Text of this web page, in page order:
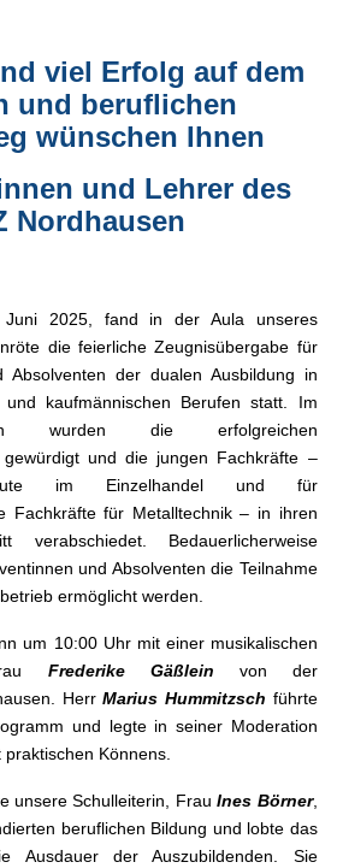
viel Erfolg auf dem
und beruflichen
wünschen Ihnen
und Lehrer des
Nordhausen
2025, fand in der Aula unseres
die feierliche Zeugnisübergabe für
Absolventen der dualen Ausbildung in
und kaufmännischen Berufen statt. Im
wurden die erfolgreichen
gewürdigt und die jungen Fachkräfte –
im Einzelhandel und für
Fachkräfte für Metalltechnik – in ihren
verabschiedet. Bedauerlicherweise
und Absolventen die Teilnahme
ermöglicht werden.
um 10:00 Uhr mit einer musikalischen
Frederike Gäßlein von der
HerrMarius Hummitzsch führte
und legte in seiner Moderation
Könnens.
unsere Schulleiterin, FrauInes Börner,
beruflichen Bildung und lobte das
Ausdauer der Auszubildenden. Sie